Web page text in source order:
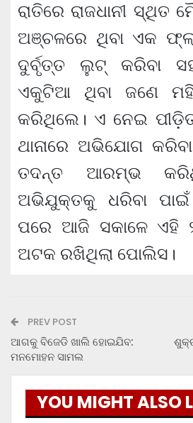
ରାତିରେ ରାଜଧାନୀ ସ୍ଥିତ
ଅଞ୍ଚଳରେ ଥିବା ଏକ
ଦୁର୍ବୃତ୍ତ ଲୁଟ୍ କରିବା
ଏକୁଟିଆ ଥିବା ଜଣେ
କରିଥିଲେ। ଏ ନେଇ
ଥାନାରେ ଅଭିଯୋଗ
ତଦନ୍ତ ଆରମ୍ଭ
ଅଭିଯୁକ୍ତକୁ ଧରିବା ପାଇଁ
ପରେ ଆଜି ସକାଳେ ଏହି
ଅଟକ ରଖିଥିଲା ପୋଲିସ।
PREV POST
ଆଗକୁ ବିଜେଡି ଖାଲି ହୋଇଯିବ:
ମନମୋହନ ସାମଲ
YOU MIGHT ALSO